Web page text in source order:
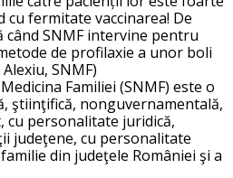
fermitate vaccinarea! De
SNMF intervine pentru
de profilaxie a unor boli
SNMF)
Familiei (SNMF) este o
ştiinţifică, nonguvernamentală,
cu personalitate juridică,
judeţene, cu personalitate
din judeţele României şi a